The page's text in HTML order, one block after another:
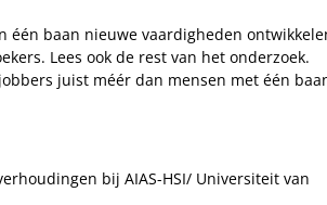
één baan nieuwe vaardigheden
Lees ook de rest van het onderzoek.
juist méér dan mensen met één
bij AIAS-HSI/ Universiteit van